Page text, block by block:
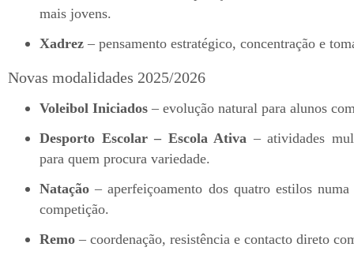
mais jovens.
Xadrez – pensamento estratégico, concentração e
Novas modalidades 2025/2026
Voleibol Iniciados – evolução natural para alunos
Desporto Escolar – Escola Ativa – atividades
para quem procura variedade.
Natação – aperfeiçoamento dos quatro estilos
competição.
Remo – coordenação, resistência e contacto direto